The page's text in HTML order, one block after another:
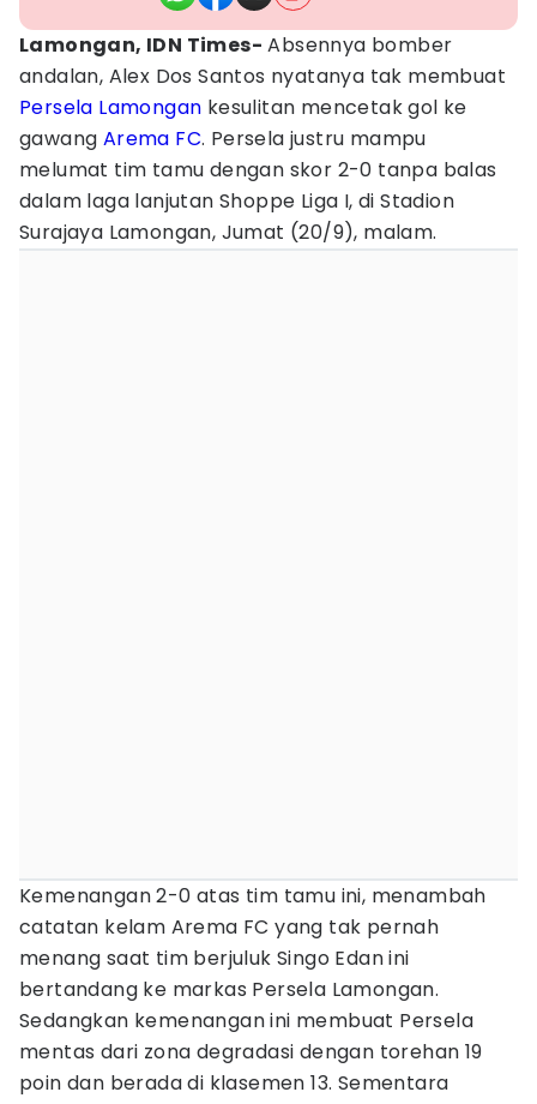
Lamongan, IDN Times- Absennya bomber
andalan, Alex Dos Santos nyatanya tak membuat
Persela Lamongan kesulitan mencetak gol ke
gawang Arema FC. Persela justru mampu
melumat tim tamu dengan skor 2-0 tanpa balas
dalam laga lanjutan Shoppe Liga I, di Stadion
Surajaya Lamongan, Jumat (20/9), malam.
Kemenangan 2-0 atas tim tamu ini, menambah
catatan kelam Arema FC yang tak pernah
menang saat tim berjuluk Singo Edan ini
bertandang ke markas Persela Lamongan.
Sedangkan kemenangan ini membuat Persela
mentas dari zona degradasi dengan torehan 19
poin dan berada di klasemen 13. Sementara